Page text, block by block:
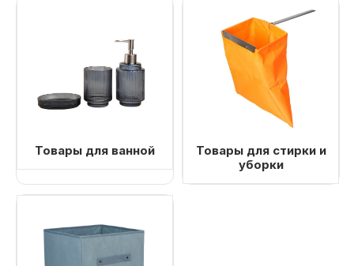
Товары для ванной
Товары для стирки и
уборки